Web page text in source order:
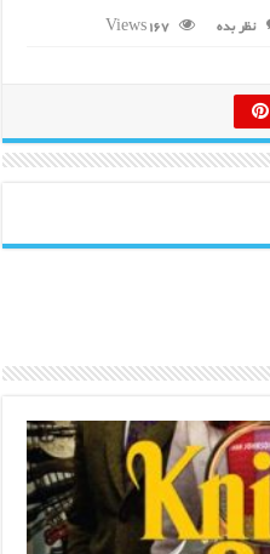
نظر بده 167 Views